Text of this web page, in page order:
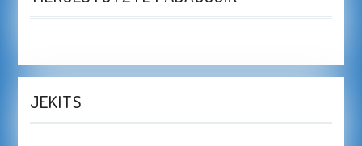
JEKITS